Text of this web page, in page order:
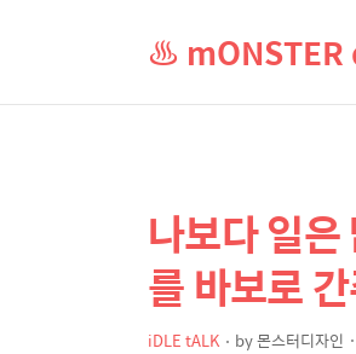
♨ mONSTER
상
세
컨
텐
본
문
제
목
나보다 일은
를 바보로
iDLE tALK by몬스터디자인